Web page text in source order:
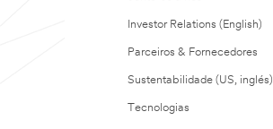
Investor Relations (English)
Parceiros & Fornecedores
Sustentabilidade (US, inglés)
Tecnologias